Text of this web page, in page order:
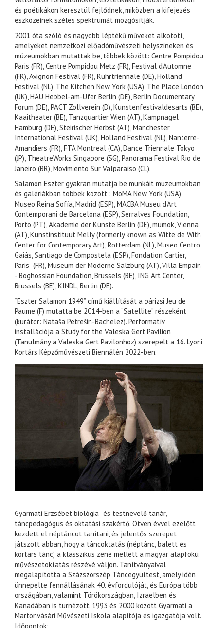
és poétikákon keresztül fejlődnek, miközben a kifejezés
eszközeinek széles spektrumát mozgósítják.
2001 óta szóló és nagyobb léptékű műveket alkotott,
amelyeket nemzetközi előadóművészeti helyszíneken és
múzeumokban mutattak be, többek között: Centre Pompidou
Paris (FR), Centre Pompidou Metz (FR), Festival d’Automne
(FR), Avignon Festival (FR), Ruhrtriennale (DE), Holland
Festival (NL), The Kitchen New York (USA), The Place London
(UK), HAU Hebbel-am-Ufer Berlin (DE), Berlin Documentary
Forum (DE), PACT Zollverein (D), Kunstenfestivaldesarts (BE),
Kaaitheater (BE), Tanzquartier Wien (AT), Kampnagel
Hamburg (DE), Steirischer Herbst (AT), Manchester
International Festival (UK), Holland Festival (NL), Nanterre-
Amandiers (FR), FTA Montreal (CA), Dance Triennale Tokyo
(JP), TheatreWorks Singapore (SG), Panorama Festival Rio de
Janeiro (BR), Movimiento Sur Valparaíso (CL).
Salamon Eszter gyakran mutatja be munkáit múzeumokban
és galériákban többek között : MoMA New York (USA),
Museo Reina Sofía, Madrid (ESP), MACBA Museu d'Art
Contemporani de Barcelona (ESP), Serralves Foundation,
Porto (PT), Akademie der Künste Berlin (DE), mumok, Vienna
(AT), Kunstinstituut Melly (formerly known as Witte de With
Center for Contemporary Art), Rotterdam (NL), Museo Centro
Gaiás, Santiago de Compostela (ESP), Fondation Cartier,
Paris (FR), Museum der Moderne Salzburg (AT), Villa Empain
- Boghossian Foundation, Brussels (BE), ING Art Center,
Brussels (BE), KINDL, Berlin (DE).
“Eszter Salamon 1949” című kiállítását a párizsi Jeu de
Paume (F) mutatta be 2014-ben a “Satellite” részeként
(kurátor: Nataša Petrešin-Bachelez). Performatív
installációja a Study for the Valeska Gert Pavilion
(Tanulmány a Valeska Gert Pavilonhoz) szerepelt a 16. Lyoni
Kortárs Képzőművészeti Biennálén 2022-ben.
Gyarmati Erzsébet biológia- és testnevelő tanár,
táncpedagógus és oktatási szakértő. Ötven évvel ezelőtt
kezdett el néptáncot tanítani, és jelentős szerepet
játszott abban, hogy a táncoktatás (néptánc, balett és
kortárs tánc) a klasszikus zene mellett a magyar alapfokú
művészetoktatás részévé váljon. Tanítványaival
megalapította a Százszorszép Táncegyüttest, amely idén
ünnepelte fennállásának 40. évfordulóját, és Európa több
országában, valamint Törökországban, Izraelben és
Kanadában is turnézott. 1993 és 2000 között Gyarmati a
Martonvásári Művészeti Iskola alapítója és igazgatója volt.
Időpontok: